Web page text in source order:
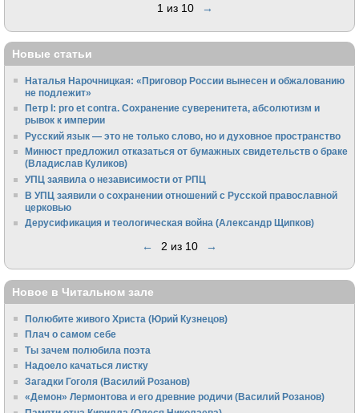
1 из 10 →
Новые статьи
Наталья Нарочницкая: «Приговор России вынесен и обжалованию
не подлежит»
Петр I: pro et contra. Сохранение суверенитета, абсолютизм и
рывок к империи
Русский язык — это не только слово, но и духовное пространство
Минюст предложил отказаться от бумажных свидетельств о браке
(Владислав Куликов)
УПЦ заявила о независимости от РПЦ
В УПЦ заявили о сохранении отношений с Русской православной
церковью
Дерусификация и теологическая война (Александр Щипков)
← 2 из 10 →
Новое в Читальном зале
Полюбите живого Христа (Юрий Кузнецов)
Плач о самом себе
Ты зачем полюбила поэта
Надоело качаться листку
Загадки Гоголя (Василий Розанов)
«Демон» Лермонтова и его древние родичи (Василий Розанов)